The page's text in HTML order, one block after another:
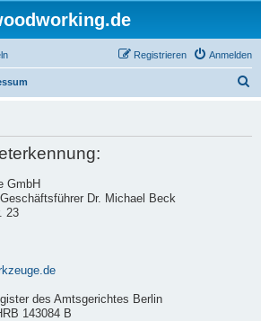
Anmelden
Registrieren
GmbH
Dr. Michael Beck
23
des Amtsgerichtes Berlin
143084 B